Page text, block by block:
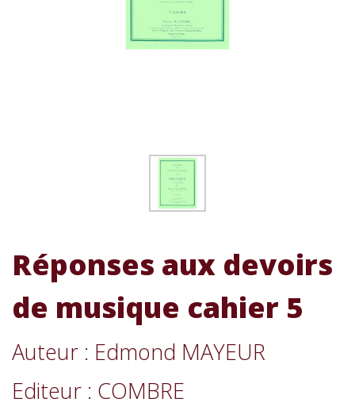
Réponses aux devoirs
de musique cahier 5
Auteur : Edmond MAYEUR
Editeur : COMBRE